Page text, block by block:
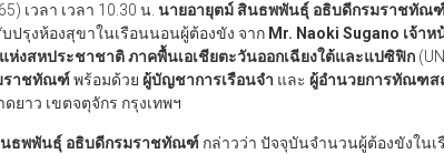
เวลา เวลา 10.30 น. นายอายุตม์ สินธพพันธุ์ อธิบดีกรมราชทัณฑ์
ปรุงห้องสุขาในเรือนนอนผู้ต้องขัง จาก Mr. Naoki Sugano เจ้าห
ห่งสหประชาชาติ ภาคพื้นเอเชียตะวันออกเฉียงใต้และแปซิฟิก
ราชทัณฑ์ พร้อมด้วย ผู้บัญชาการเรือนจำ และ ผู้อำนวยการทัณฑส
ยาว เขตจตุจักร กรุงเทพฯ
นธพพันธุ์ อธิบดีกรมราชทัณฑ์ กล่าวว่า ปัจจุบันจำนวนผู้ต้องขังในเ